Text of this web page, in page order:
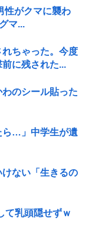
性がクマに襲わ
マ...
れちゃった。今度
に残された...
わのシール貼った
ら…」中学生が遺
けない「生きるの
て乳頭隠せずｗ